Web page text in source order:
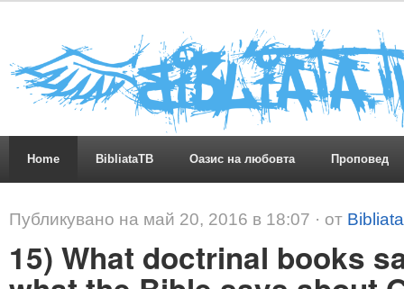
Home BibliataTB Оазис на любовта Проповед
Публикувано на май 20, 2016 в 18:07 · от
15) What doctrinal books